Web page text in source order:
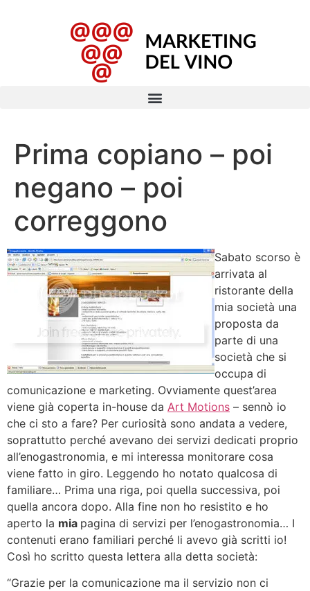
Prima copiano – poi
negano – poi
correggono
Sabato scorso è
arrivata al
ristorante della
mia società una
proposta da
parte di una
società che si
occupa di
comunicazione e marketing. Ovviamente quest’area
viene già coperta in-house da Art Motions – sennò io
che ci sto a fare? Per curiosità sono andata a vedere,
soprattutto perché avevano dei servizi dedicati proprio
all’enogastronomia, e mi interessa monitorare cosa
viene fatto in giro. Leggendo ho notato qualcosa di
familiare… Prima una riga, poi quella successiva, poi
quella ancora dopo. Alla fine non ho resistito e ho
aperto la mia pagina di servizi per l’enogastronomia… I
contenuti erano familiari perché li avevo già scritti io!
Così ho scritto questa lettera alla detta società:
“Grazie per la comunicazione ma il servizio non ci